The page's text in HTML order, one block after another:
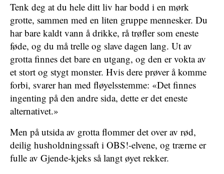
Tenk deg at du hele ditt liv har bodd i en mørk
grotte, sammen med en liten gruppe mennesker. Du
har bare kaldt vann å drikke, rå trøfler som eneste
føde, og du må trelle og slave dagen lang. Ut av
grotta finnes det bare en utgang, og den er vokta av
et stort og stygt monster. Hvis dere prøver å komme
forbi, svarer han med fløyelsstemme: «Det finnes
ingenting på den andre sida, dette er det eneste
alternativet.»
Men på utsida av grotta flommer det over av rød,
deilig husholdningssaft i OBS!-elvene, og trærne er
fulle av Gjende-kjeks så langt øyet rekker.